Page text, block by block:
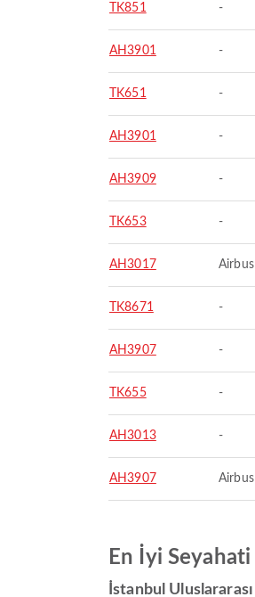
TK851 -
AH3901 -
TK651 -
AH3901 -
AH3909 -
TK653 -
AH3017
TK8671 -
AH3907 -
TK655 -
AH3013 -
AH3907
En İyi
İstanbul